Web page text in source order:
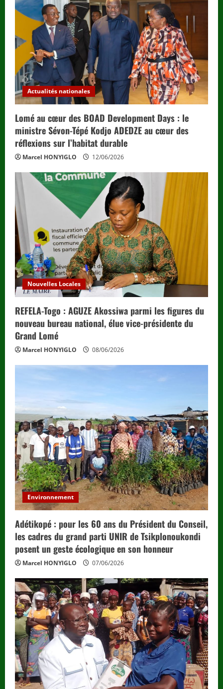
Actualités nationales
Lomé au cœur des BOAD Development Days : le
ministre Sévon-Tépé Kodjo ADEDZE au cœur des
réflexions sur l’habitat durable
Marcel HONYIGLO 12/06/2026
Nouvelles Locales
REFELA-Togo : AGUZE Akossiwa parmi les figures du
nouveau bureau national, élue vice-présidente du
Grand Lomé
Marcel HONYIGLO 08/06/2026
Environnement
Adétikopé : pour les 60 ans du Président du Conseil,
les cadres du grand parti UNIR de Tsikplonoukondi
posent un geste écologique en son honneur
Marcel HONYIGLO 07/06/2026